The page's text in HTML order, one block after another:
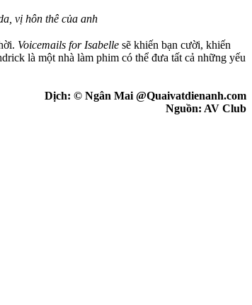
vị hôn thê của anh
Voicemails for Isabelle sẽ khiến bạn cười, khiến
là một nhà làm phim có thể đưa tất cả những yếu
Dịch: © Ngân Mai @Quaivatdienanh.com
Nguồn: AV Club